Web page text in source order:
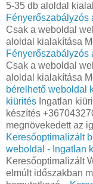
5-35 db aloldal
Fényerőszabályzós
Csak a weboldal
aloldal kialakítása
Fényerőszabályzós
Csak a weboldal
aloldal kialakítása
bérelhető weboldal
kiürités Ingatlan
készítés
megnövekedett az
Keresőoptimalizált
weboldal - Ingatlan
Keresőoptimalizált
elmúlt időszakban